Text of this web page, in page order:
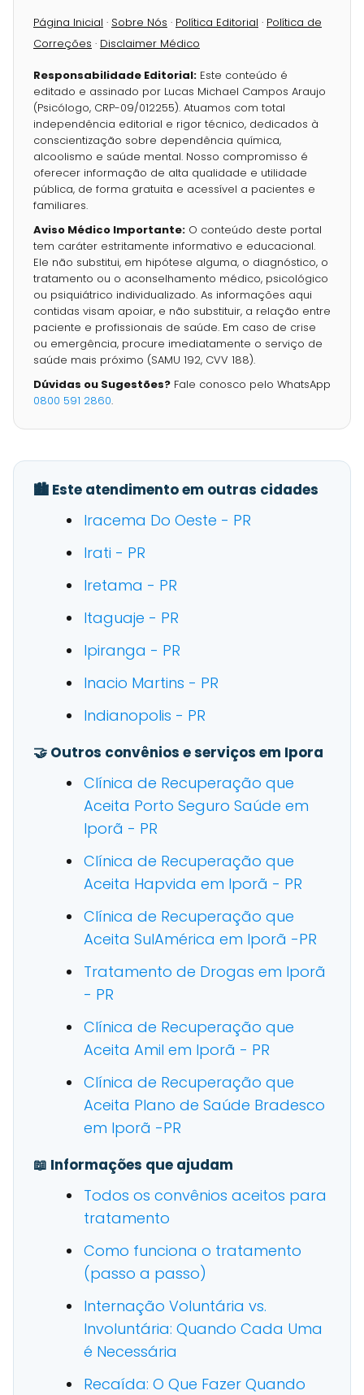
Página Inicial · Sobre Nós · Política Editorial · Política de
Correções · Disclaimer Médico
Responsabilidade Editorial: Este conteúdo é
editado e assinado por Lucas Michael Campos Araujo
(Psicólogo, CRP-09/012255). Atuamos com total
independência editorial e rigor técnico, dedicados à
conscientização sobre dependência química,
alcoolismo e saúde mental. Nosso compromisso é
oferecer informação de alta qualidade e utilidade
pública, de forma gratuita e acessível a pacientes e
familiares.
Aviso Médico Importante: O conteúdo deste portal
tem caráter estritamente informativo e educacional.
Ele não substitui, em hipótese alguma, o diagnóstico, o
tratamento ou o aconselhamento médico, psicológico
ou psiquiátrico individualizado. As informações aqui
contidas visam apoiar, e não substituir, a relação entre
paciente e profissionais de saúde. Em caso de crise
ou emergência, procure imediatamente o serviço de
saúde mais próximo (SAMU 192, CVV 188).
Dúvidas ou Sugestões? Fale conosco pelo WhatsApp
0800 591 2860.
🏙️ Este atendimento em outras cidades
Iracema Do Oeste - PR
Irati - PR
Iretama - PR
Itaguaje - PR
Ipiranga - PR
Inacio Martins - PR
Indianopolis - PR
🤝 Outros convênios e serviços em Ipora
Clínica de Recuperação que
Aceita Porto Seguro Saúde em
Iporã - PR
Clínica de Recuperação que
Aceita Hapvida em Iporã - PR
Clínica de Recuperação que
Aceita SulAmérica em Iporã -PR
Tratamento de Drogas em Iporã
- PR
Clínica de Recuperação que
Aceita Amil em Iporã - PR
Clínica de Recuperação que
Aceita Plano de Saúde Bradesco
em Iporã -PR
📖 Informações que ajudam
Todos os convênios aceitos para
tratamento
Como funciona o tratamento
(passo a passo)
Internação Voluntária vs.
Involuntária: Quando Cada Uma
é Necessária
Recaída: O Que Fazer Quando